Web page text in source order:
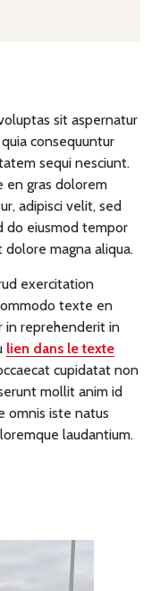
sit aspernatur
quia consequuntur
sequi nesciunt.
en gras dolorem
adipisci velit, sed
do eiusmod tempor
magna aliqua.
exercitation
texte en
in reprehenderit in
lien dans le texte
cupidatat non
mollit anim id
omnis iste natus
laudantium.